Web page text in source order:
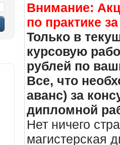
Внимание:
по практике
Только в
курсовую
рублей по
Все, что
аванс) за
дипломной
Нет ничего
магистерская